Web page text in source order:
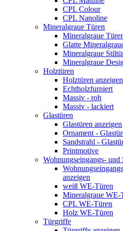
CPL Colour
CPL Nanoline
Mineralgraue Türen
Mineralgraue
Glatte
Mineralgraue
Mineralgraue
Holztüren
Holztüren anzeigen
Echtholzfurniert
Massiv - roh
Massiv - lackiert
Glastüren
Glastüren anzeigen
Ornament -
Sandstrahl -
Printmotive
Wohnungseingangs- und
anzeigen
weiß WE-Türen
Mineralgraue WE-
CPL WE-Türen
Holz WE-Türen
Türgriffe